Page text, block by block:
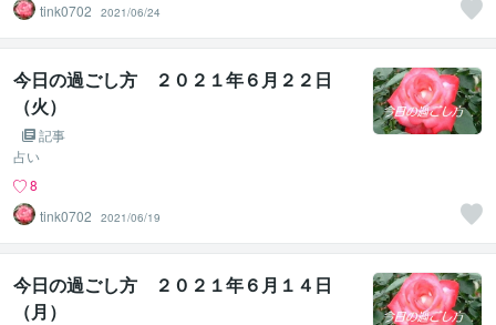
tink0702
2021/06/24
今日の過ごし方 ２０２１年６月２２日
（火）
記事
占い
8
tink0702
2021/06/19
今日の過ごし方 ２０２１年６月１４日
（月）